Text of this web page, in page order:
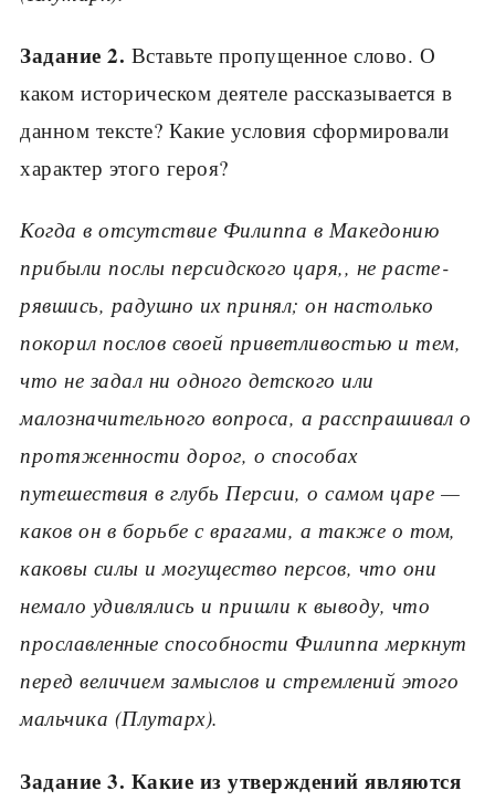
Задание 2. Вставьте пропущенное слово. О
каком историческом деятеле рассказывается в
данном тек­сте? Какие условия сформировали
характер этого ге­роя?
Когда в отсутствие Филиппа в Македонию
при­были послы персидского царя,, не расте­
рявшись, радушно их принял; он настолько
покорил послов своей приветливостью и тем,
что не задал ни одного детского или
малозначительного вопроса, а расспрашивал о
протяженности дорог, о способах
путешествия в глубь Персии, о самом царе —
каков он в борьбе с врагами, а также о том,
каковы силы и могущество персов, что они
немало удивлялись и пришли к выводу, что
прославленные способно­сти Филиппа меркнут
перед величием замыслов и стремлений этого
мальчика (Плутарх).
Задание 3. Какие из утверждений являются